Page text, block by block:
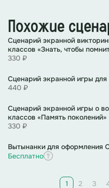
Похожие
Сценарий экранной
классов «Знать, чтобы
330 ₽
Сценарий экранной игры для
440 ₽
Сценарий экранной игры о
классов «Память поколений»
330 ₽
Вытынанки для оформления
Бесплатно
1 2 3